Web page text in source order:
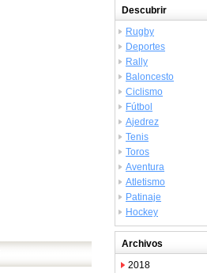
Descubrir
Rugby
Deportes
Rally
Baloncesto
Ciclismo
Fútbol
Ajedrez
Tenis
Toros
Aventura
Atletismo
Patinaje
Hockey
Archivos
2018